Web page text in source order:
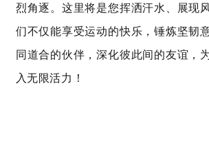
烈角逐。这里将是您挥洒汗水、展现
们不仅能享受运动的快乐，锤炼坚韧
同道合的伙伴，深化彼此间的友谊，
入无限活力！